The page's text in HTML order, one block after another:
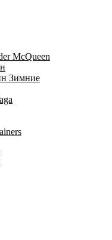
McQueen
Зимние